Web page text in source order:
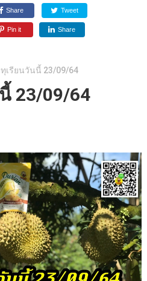
Share Tweet
Pin it Share
เรียนวันนี้ 23/09/64
23/09/64